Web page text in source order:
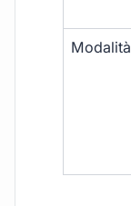
Modalità